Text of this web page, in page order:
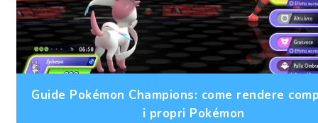
Guide Pokémon Champions: come rendere
i propri Pokémon